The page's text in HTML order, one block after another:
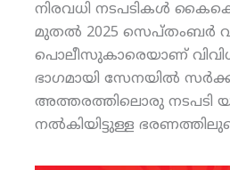
നിരവധി നടപടികള്‍
മുതല്‍ 2025 സെപ്തംബര്‍
പൊലീസുകാരെയാണ്
ഭാഗമായി സേനയില്‍
അത്തരത്തിലൊരു നടപടി
നല്‍കിയിട്ടുള്ള